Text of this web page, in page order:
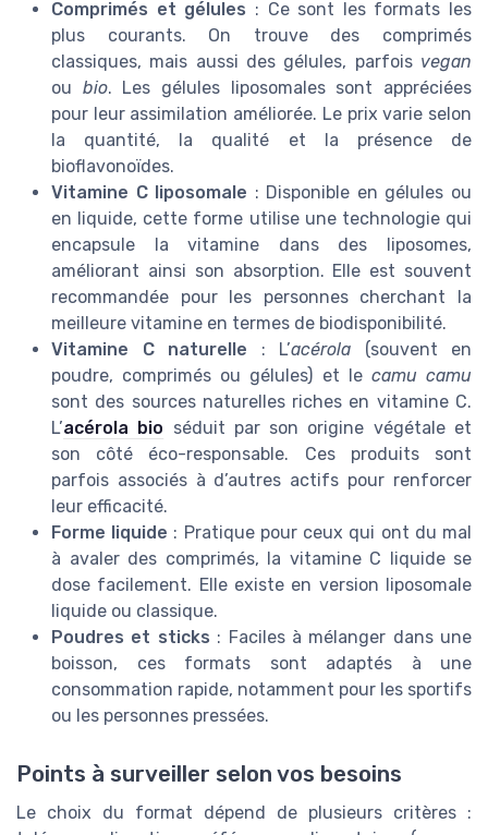
Comprimés et gélules : Ce sont les formats les
plus courants. On trouve des comprimés
classiques, mais aussi des gélules, parfois vegan
ou bio. Les gélules liposomales sont appréciées
pour leur assimilation améliorée. Le prix varie selon
la quantité, la qualité et la présence de
bioflavonoïdes.
Vitamine C liposomale : Disponible en gélules ou
en liquide, cette forme utilise une technologie qui
encapsule la vitamine dans des liposomes,
améliorant ainsi son absorption. Elle est souvent
recommandée pour les personnes cherchant la
meilleure vitamine en termes de biodisponibilité.
Vitamine C naturelle : L’acérola (souvent en
poudre, comprimés ou gélules) et le camu camu
sont des sources naturelles riches en vitamine C.
L’acérola bio séduit par son origine végétale et
son côté éco-responsable. Ces produits sont
parfois associés à d’autres actifs pour renforcer
leur efficacité.
Forme liquide : Pratique pour ceux qui ont du mal
à avaler des comprimés, la vitamine C liquide se
dose facilement. Elle existe en version liposomale
liquide ou classique.
Poudres et sticks : Faciles à mélanger dans une
boisson, ces formats sont adaptés à une
consommation rapide, notamment pour les sportifs
ou les personnes pressées.
Points à surveiller selon vos besoins
Le choix du format dépend de plusieurs critères :